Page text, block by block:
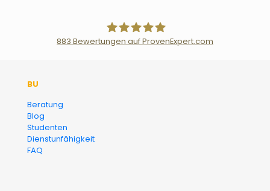
883 Bewertungen auf ProvenExpert.com
BU
Beratung
Blog
Studenten
Dienstunfähigkeit
FAQ